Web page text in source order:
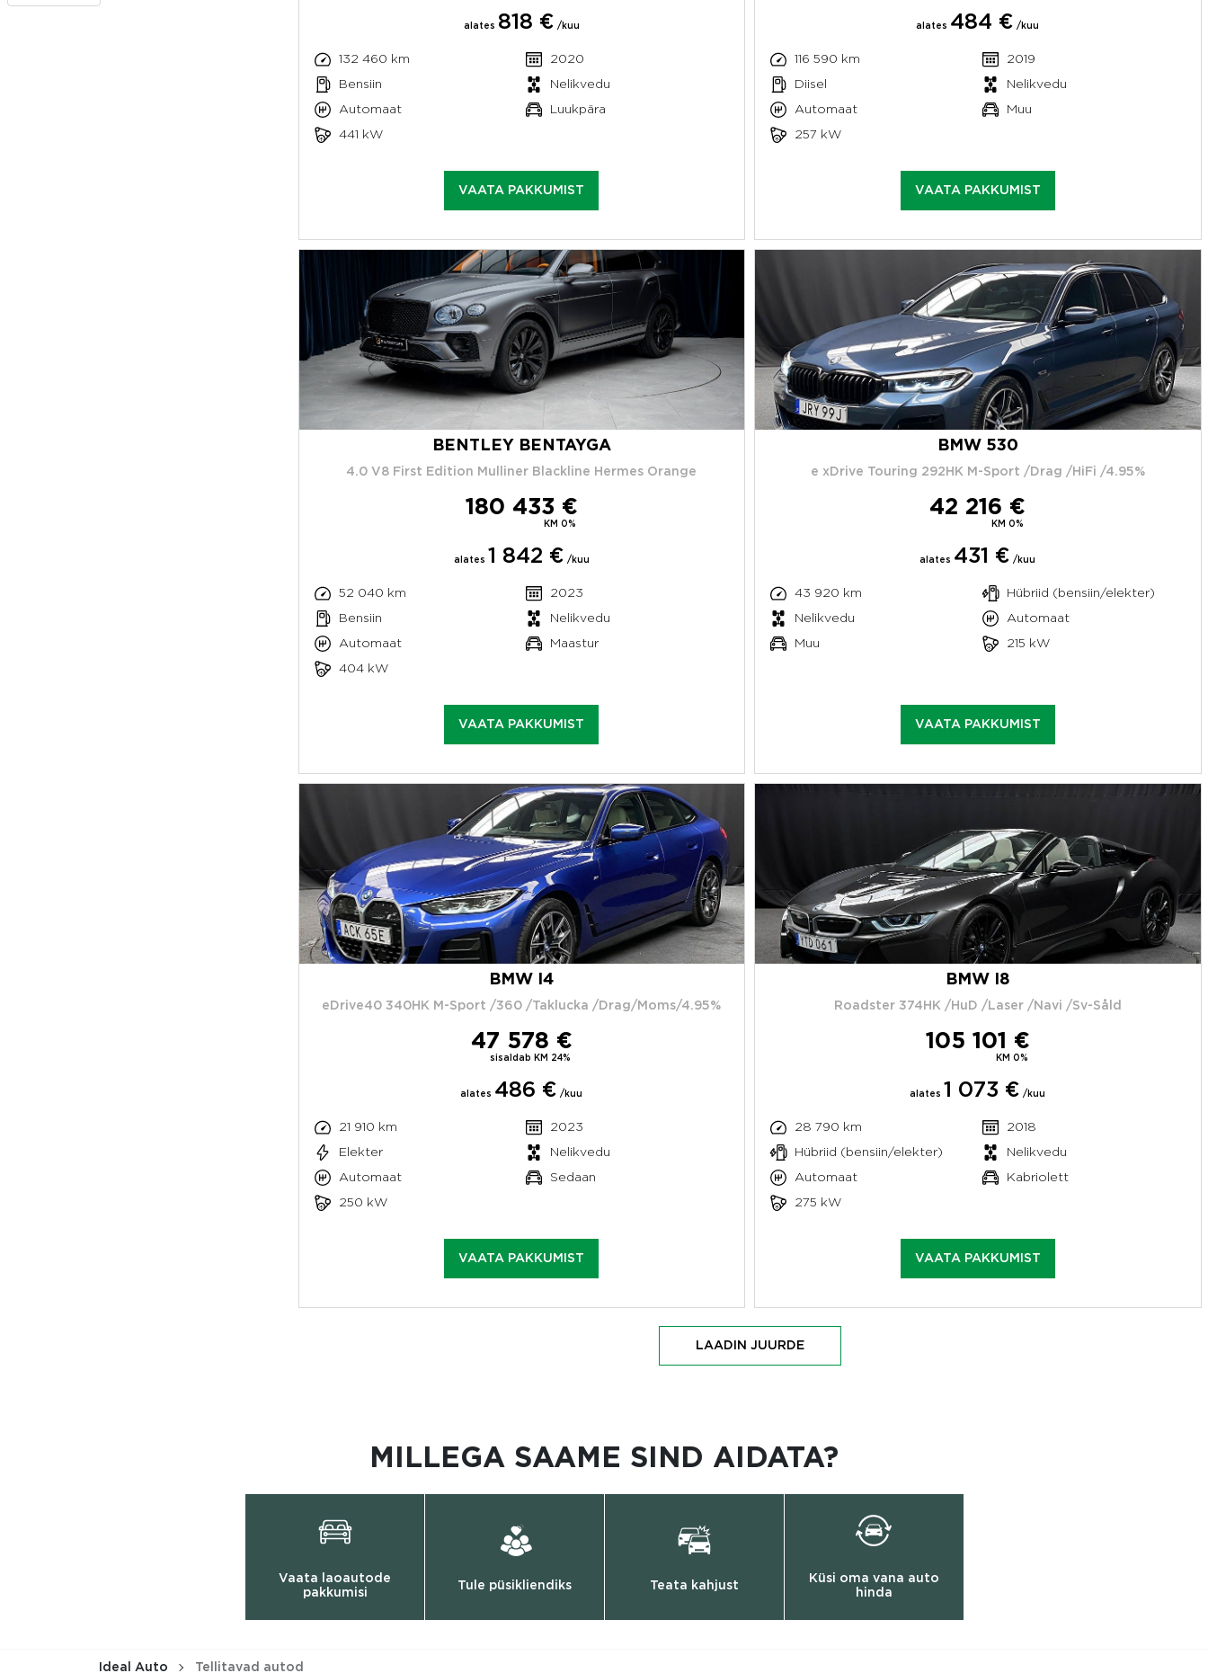
alates 818 € /kuu
132 460 km
2020
Bensiin
Nelikvedu
Automaat
Luukpära
441 kW
VAATA PAKKUMIST
alates 484 € /kuu
116 590 km
2019
Diisel
Nelikvedu
Automaat
Muu
257 kW
VAATA PAKKUMIST
BENTLEY BENTAYGA
4.0 V8 First Edition Mulliner Blackline Hermes Orange
180 433 €
KM 0%
alates 1 842 € /kuu
52 040 km
2023
Bensiin
Nelikvedu
Automaat
Maastur
404 kW
VAATA PAKKUMIST
BMW 530
e xDrive Touring 292HK M-Sport /Drag /HiFi /4.95%
42 216 €
KM 0%
alates 431 € /kuu
43 920 km
Hübriid (bensiin/elekter)
Nelikvedu
Automaat
Muu
215 kW
VAATA PAKKUMIST
BMW I4
eDrive40 340HK M-Sport /360 /Taklucka /Drag/Moms/4.95%
47 578 €
sisaldab KM 24%
alates 486 € /kuu
21 910 km
2023
Elekter
Nelikvedu
Automaat
Sedaan
250 kW
VAATA PAKKUMIST
BMW I8
Roadster 374HK /HuD /Laser /Navi /Sv-Såld
105 101 €
KM 0%
alates 1 073 € /kuu
28 790 km
2018
Hübriid (bensiin/elekter)
Nelikvedu
Automaat
Kabriolett
275 kW
VAATA PAKKUMIST
LAADIN JUURDE
MILLEGA SAAME SIND AIDATA?
Vaata laoautode
pakkumisi
Tule püsikliendiks Teata kahjust
Küsi oma vana auto
hinda
Ideal Auto Tellitavad autod